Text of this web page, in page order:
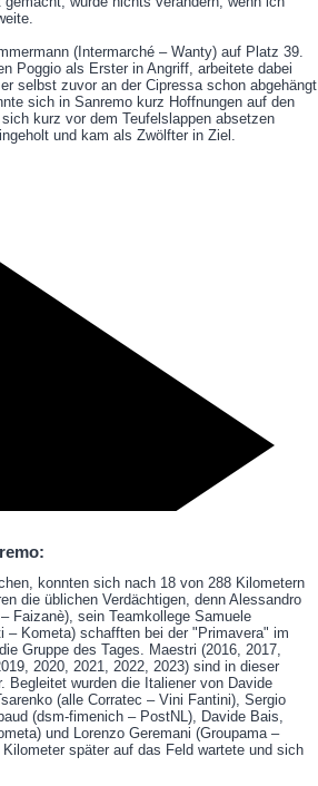
(Intermarché – Wanty) auf Platz 39.
Poggio als Erster in Angriff, arbeitete dabei
selbst zuvor an der Cipressa schon abgehängt
sich in Sanremo kurz Hoffnungen auf den
kurz vor dem Teufelslappen absetzen
und kam als Zwölfter in Ziel.
konnten sich nach 18 von 288 Kilometern
die üblichen Verdächtigen, denn Alessandro
Faizanè), sein Teamkollege Samuele
– Kometa) schafften bei der "Primavera" im
Gruppe des Tages. Maestri (2016, 2017,
2020, 2021, 2022, 2023) sind in dieser
Begleitet wurden die Italiener von Davide
(alle Corratec – Vini Fantini), Sergio
(dsm-fimenich – PostNL), Davide Bais,
und Lorenzo Geremani (Groupama –
später auf das Feld wartete und sich